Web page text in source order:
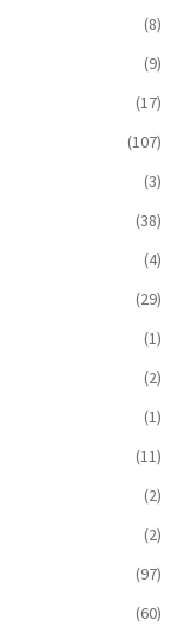
(8)
(9)
(17)
(107)
(3)
(38)
(4)
(29)
(1)
(2)
(1)
(11)
(2)
(2)
(97)
(60)